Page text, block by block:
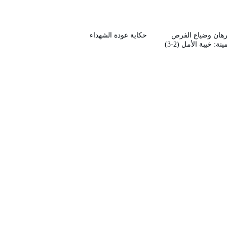
حكاية عودة الشهداء
وضياع الفرص
خيبة الأمل (2-3)